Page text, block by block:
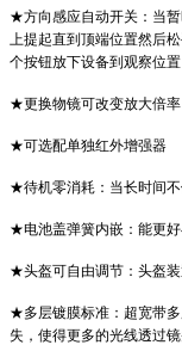
★方向感应自动开关：当
上提起直到顶端位置然后
个按钮放下设备到观察位
★更换物镜可改变放大倍
★可选配单独红外增强器
★待机零消耗：当长时间
★电池盖弹簧内嵌：能更
★头盔可自由调节：头盔
★多层镀膜标准：超宽带
失，使得更多的光线透过